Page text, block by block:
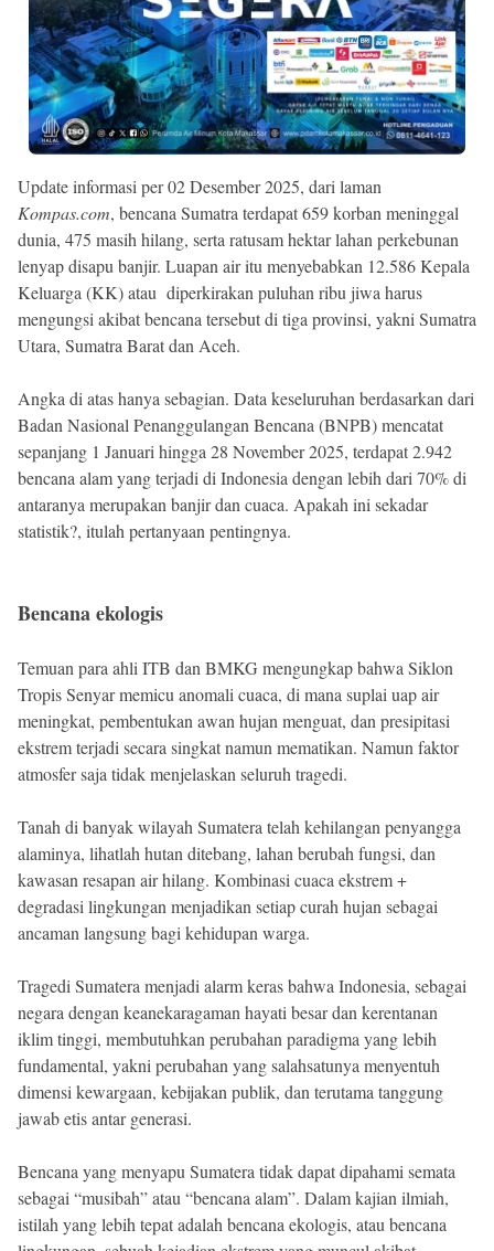
Update informasi per 02 Desember 2025, dari laman
Kompas.com, bencana Sumatra terdapat 659 korban meninggal
dunia, 475 masih hilang, serta ratusam hektar lahan perkebunan
lenyap disapu banjir. Luapan air itu menyebabkan 12.586 Kepala
Keluarga (KK) atau diperkirakan puluhan ribu jiwa harus
mengungsi akibat bencana tersebut di tiga provinsi, yakni Sumatra
Utara, Sumatra Barat dan Aceh.
Angka di atas hanya sebagian. Data keseluruhan berdasarkan dari
Badan Nasional Penanggulangan Bencana (BNPB) mencatat
sepanjang 1 Januari hingga 28 November 2025, terdapat 2.942
bencana alam yang terjadi di Indonesia dengan lebih dari 70% di
antaranya merupakan banjir dan cuaca. Apakah ini sekadar
statistik?, itulah pertanyaan pentingnya.
Bencana ekologis
Temuan para ahli ITB dan BMKG mengungkap bahwa Siklon
Tropis Senyar memicu anomali cuaca, di mana suplai uap air
meningkat, pembentukan awan hujan menguat, dan presipitasi
ekstrem terjadi secara singkat namun mematikan. Namun faktor
atmosfer saja tidak menjelaskan seluruh tragedi.
Tanah di banyak wilayah Sumatera telah kehilangan penyangga
alaminya, lihatlah hutan ditebang, lahan berubah fungsi, dan
kawasan resapan air hilang. Kombinasi cuaca ekstrem +
degradasi lingkungan menjadikan setiap curah hujan sebagai
ancaman langsung bagi kehidupan warga.
Tragedi Sumatera menjadi alarm keras bahwa Indonesia, sebagai
negara dengan keanekaragaman hayati besar dan kerentanan
iklim tinggi, membutuhkan perubahan paradigma yang lebih
fundamental, yakni perubahan yang salahsatunya menyentuh
dimensi kewargaan, kebijakan publik, dan terutama tanggung
jawab etis antar generasi.
Bencana yang menyapu Sumatera tidak dapat dipahami semata
sebagai “musibah” atau “bencana alam”. Dalam kajian ilmiah,
istilah yang lebih tepat adalah bencana ekologis, atau bencana